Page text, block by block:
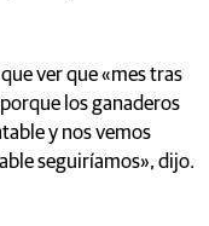
ver que «mes tras
los ganaderos
y nos vemos
seguiríamos», dijo.